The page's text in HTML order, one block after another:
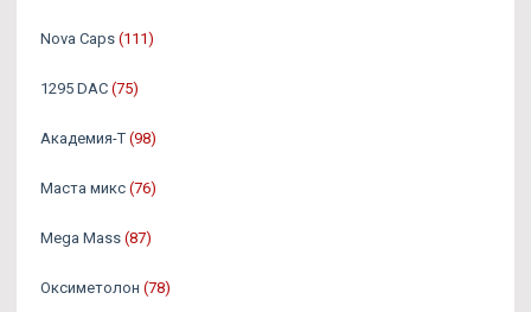
Nova Caps (111)
1295 DAC (75)
Академия-Т (98)
Маста микс (76)
Mega Mass (87)
Оксиметолон (78)